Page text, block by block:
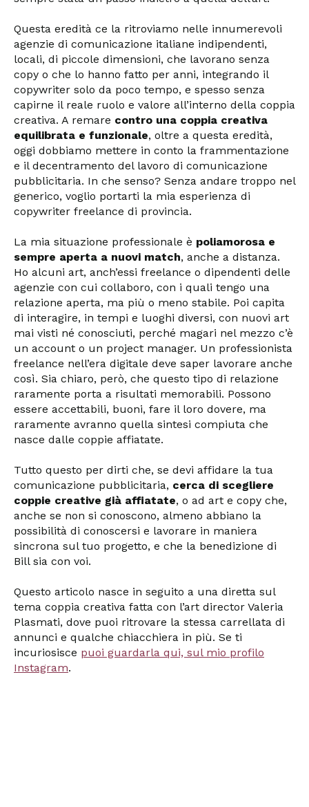
Questa eredità ce la ritroviamo nelle innumerevoli
agenzie di comunicazione italiane indipendenti,
locali, di piccole dimensioni, che lavorano senza
copy o che lo hanno fatto per anni, integrando il
copywriter solo da poco tempo, e spesso senza
capirne il reale ruolo e valore all’interno della coppia
creativa. A remare contro una coppia creativa
equilibrata e funzionale, oltre a questa eredità,
oggi dobbiamo mettere in conto la frammentazione
e il decentramento del lavoro di comunicazione
pubblicitaria. In che senso? Senza andare troppo nel
generico, voglio portarti la mia esperienza di
copywriter freelance di provincia.
La mia situazione professionale è poliamorosa e
sempre aperta a nuovi match, anche a distanza.
Ho alcuni art, anch’essi freelance o dipendenti delle
agenzie con cui collaboro, con i quali tengo una
relazione aperta, ma più o meno stabile. Poi capita
di interagire, in tempi e luoghi diversi, con nuovi art
mai visti né conosciuti, perché magari nel mezzo c’è
un account o un project manager. Un professionista
freelance nell’era digitale deve saper lavorare anche
così. Sia chiaro, però, che questo tipo di relazione
raramente porta a risultati memorabili. Possono
essere accettabili, buoni, fare il loro dovere, ma
raramente avranno quella sintesi compiuta che
nasce dalle coppie affiatate.
Tutto questo per dirti che, se devi affidare la tua
comunicazione pubblicitaria, cerca di scegliere
coppie creative già affiatate, o ad art e copy che,
anche se non si conoscono, almeno abbiano la
possibilità di conoscersi e lavorare in maniera
sincrona sul tuo progetto, e che la benedizione di
Bill sia con voi.
Questo articolo nasce in seguito a una diretta sul
tema coppia creativa fatta con l’art director Valeria
Plasmati, dove puoi ritrovare la stessa carrellata di
annunci e qualche chiacchiera in più. Se ti
incuriosisce puoi guardarla qui, sul mio profilo
Instagram.